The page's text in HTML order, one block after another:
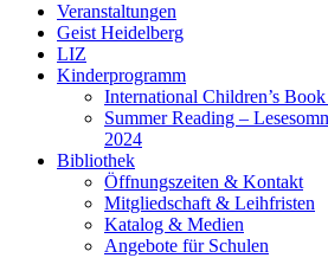
Veranstaltungen
Geist Heidelberg
LIZ
Kinderprogramm
International Children’s
Summer Reading –
2024
Bibliothek
Öffnungszeiten & Kontakt
Mitgliedschaft & Leihfristen
Katalog & Medien
Angebote für Schulen